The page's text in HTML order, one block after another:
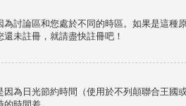
討論區和您處於不同的時區。如果是這種
未註冊，就請盡快註冊吧！
為日光節約時間（使用於不列顛聯合王